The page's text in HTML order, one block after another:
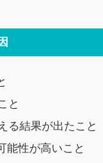
と
る結果が出たこと
能性が高いこと